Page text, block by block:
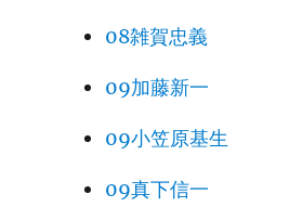
08雑賀忠義
09加藤新一
09小笠原基生
09真下信一